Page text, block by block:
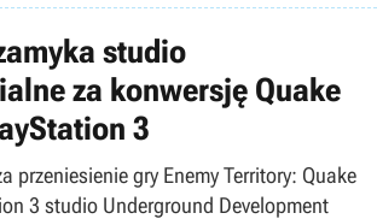
studio
za konwersję Quake
3
przeniesienie gry Enemy Territory: Quake
3 studio Underground Development